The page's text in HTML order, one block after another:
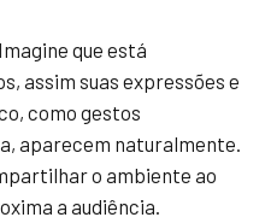
Imagine que está
assim suas expressões e
como gestos
aparecem naturalmente.
o ambiente ao
a audiência.